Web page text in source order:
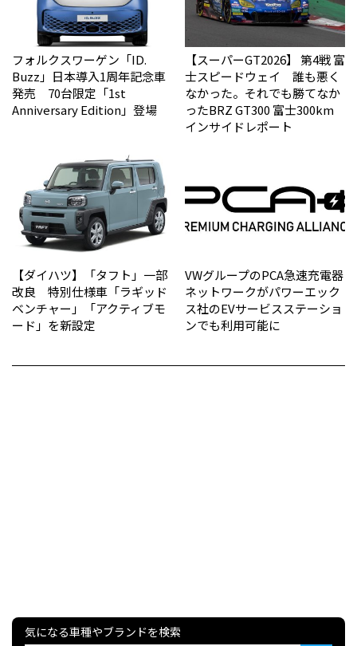
フォルクスワーゲン「ID.
Buzz」日本導入1周年記念車
発売 70台限定「1st
Anniversary Edition」登場
【スーパーGT2026】 第4戦 富
士スピードウェイ 誰も悪く
なかった。それでも勝てなか
った――BRZ GT300 富士300km
インサイドレポート
【ダイハツ】「タフト」一部
改良 特別仕様車「ラギッド
ベンチャー」「アクティブモ
ード」を新設定
VWグループのPCA急速充電器
ネットワークがパワーエック
ス社のEVサービスステーショ
ンでも利用可能に
気になる車種やブランドを検索